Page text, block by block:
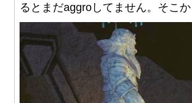
るとまだaggroしてません。そこ